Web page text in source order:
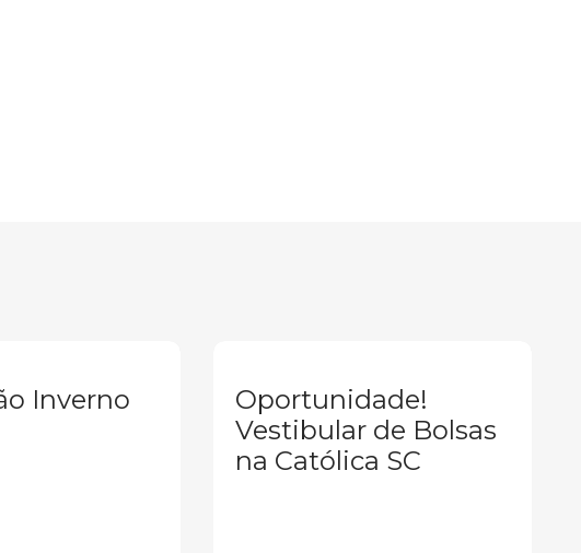
Inverno
Oportunidade!
Vestibular de Bolsas
na Católica SC